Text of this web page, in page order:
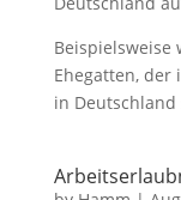
Beispielsweise
Ehegatten, der
in Deutschland